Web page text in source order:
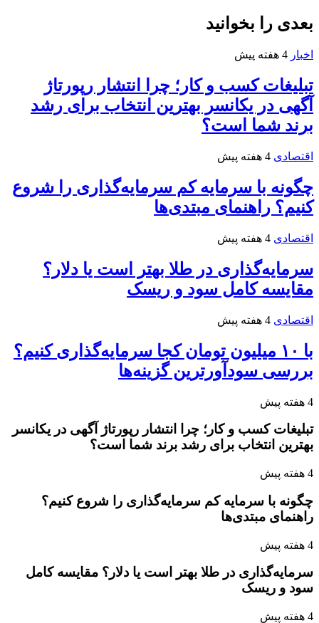
بعدی را بخوانید
اخبار 4 هفته پیش
تبلیغات کسب و کار؛ چرا انتشار رپورتاژ
آگهی در یکانسر بهترین انتخاب برای رشد
برند شما است؟
اقتصادی 4 هفته پیش
چگونه با سرمایه کم سرمایه‌گذاری را شروع
کنیم؟ راهنمای مبتدی‌ها
اقتصادی 4 هفته پیش
سرمایه‌گذاری در طلا بهتر است یا دلار؟
مقایسه کامل سود و ریسک
اقتصادی 4 هفته پیش
با ۱۰ میلیون تومان کجا سرمایه‌گذاری کنیم؟
بررسی سودآورترین گزینه‌ها
4 هفته پیش
تبلیغات کسب و کار؛ چرا انتشار رپورتاژ آگهی در یکانسر
بهترین انتخاب برای رشد برند شما است؟
4 هفته پیش
چگونه با سرمایه کم سرمایه‌گذاری را شروع کنیم؟
راهنمای مبتدی‌ها
4 هفته پیش
سرمایه‌گذاری در طلا بهتر است یا دلار؟ مقایسه کامل
سود و ریسک
4 هفته پیش